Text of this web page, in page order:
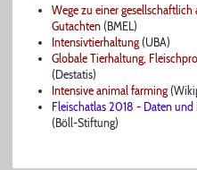
Wege zu einer
Gutachten (BMEL)
Intensivtierhaltung (UBA)
Globale Tierhaltung,
(Destatis)
Intensive animal farming
Fleischatlas 2018 - Daten und
(Böll-Stiftung)